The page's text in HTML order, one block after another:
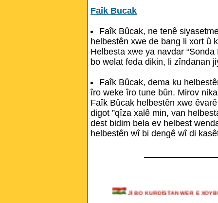
Faîk Bucak
Faîk Bûcak, ne tenê
helbestên xwe de bang li xort û
Helbesta xwe ya navdar
bo welat feda dikin, li zîndanan
Faîk Bûcak, dema ku
îro weke îro tune bûn. Mirov
Faîk Bûcak helbestên xwe
digot ”qîza xalê min, van
dest bidim bela ev helbest
helbestên wî bi dengê wî di
Jİ BO KURDİSTAN WER E